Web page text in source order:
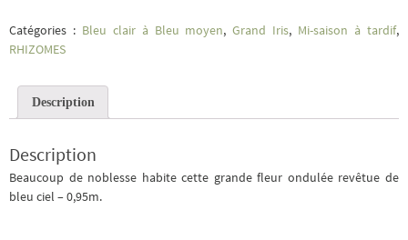
View
Catégories : Bleu clair à Bleu moyen,Grand Iris, Mi-saison à tardif,
RHIZOMES
Description
Description
Beaucoup de noblesse habite cette grande fleur ondulée revêtue de
bleu ciel – 0,95m.